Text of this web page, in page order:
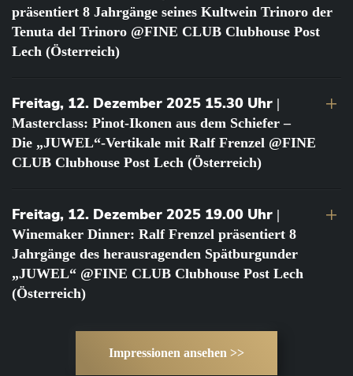
präsentiert 8 Jahrgänge seines Kultwein Trinoro der
Tenuta del Trinoro @FINE CLUB Clubhouse Post
Lech (Österreich)
Freitag, 12. Dezember 2025 15.30 Uhr |
Masterclass: Pinot-Ikonen aus dem Schiefer –
Die „JUWEL“-Vertikale mit Ralf Frenzel @FINE
CLUB Clubhouse Post Lech (Österreich)
Freitag, 12. Dezember 2025 19.00 Uhr |
Winemaker Dinner: Ralf Frenzel präsentiert 8
Jahrgänge des herausragenden Spätburgunder
„JUWEL“ @FINE CLUB Clubhouse Post Lech
(Österreich)
Impressionen ansehen >>